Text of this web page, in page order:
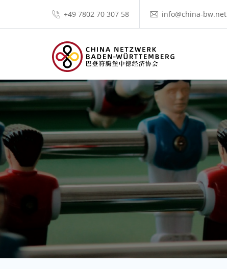
+49 7802 70 307 58 info@china-bw.net